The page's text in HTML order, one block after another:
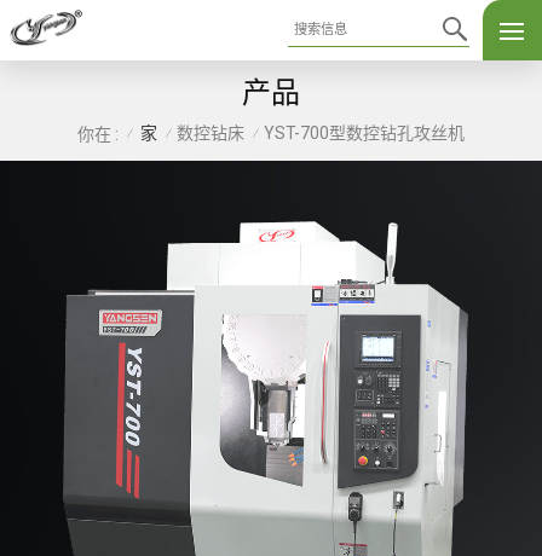
产品
你在 : / 家 / 数控钻床 / YST-700型数控钻孔攻丝机